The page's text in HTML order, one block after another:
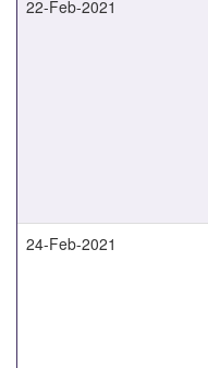
22-Feb-2021
24-Feb-2021